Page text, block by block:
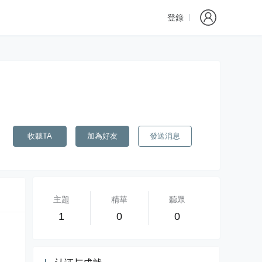
登錄
收聽TA 加為好友 發送消息
主題
1
精華
0
聽眾
0